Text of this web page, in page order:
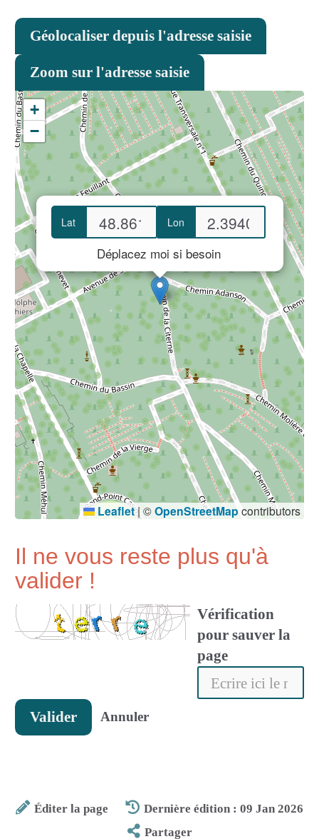
Géolocaliser depuis l'adresse saisie
Zoom sur l'adresse saisie
Lat Lon
Déplacez moi si besoin
+
−
Leaflet| ©OpenStreetMap contributors
Il ne vous reste plus qu'à
valider !
Vérification
pour sauver la
page
Valider Annuler
Éditer la page
Dernière édition : 09 Jan 2026
Partager